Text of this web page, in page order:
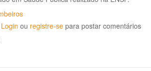
Login ou registre-se para postar comentários